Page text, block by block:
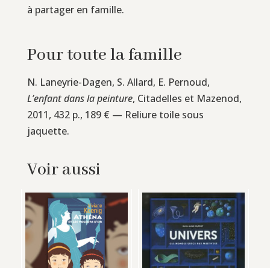
à partager en famille.
Pour toute la famille
N. Laneyrie-Dagen, S. Allard, E. Pernoud,
L’enfant dans la peinture, Citadelles et Mazenod,
2011, 432 p., 189 € — Reliure toile sous
jaquette.
Voir aussi